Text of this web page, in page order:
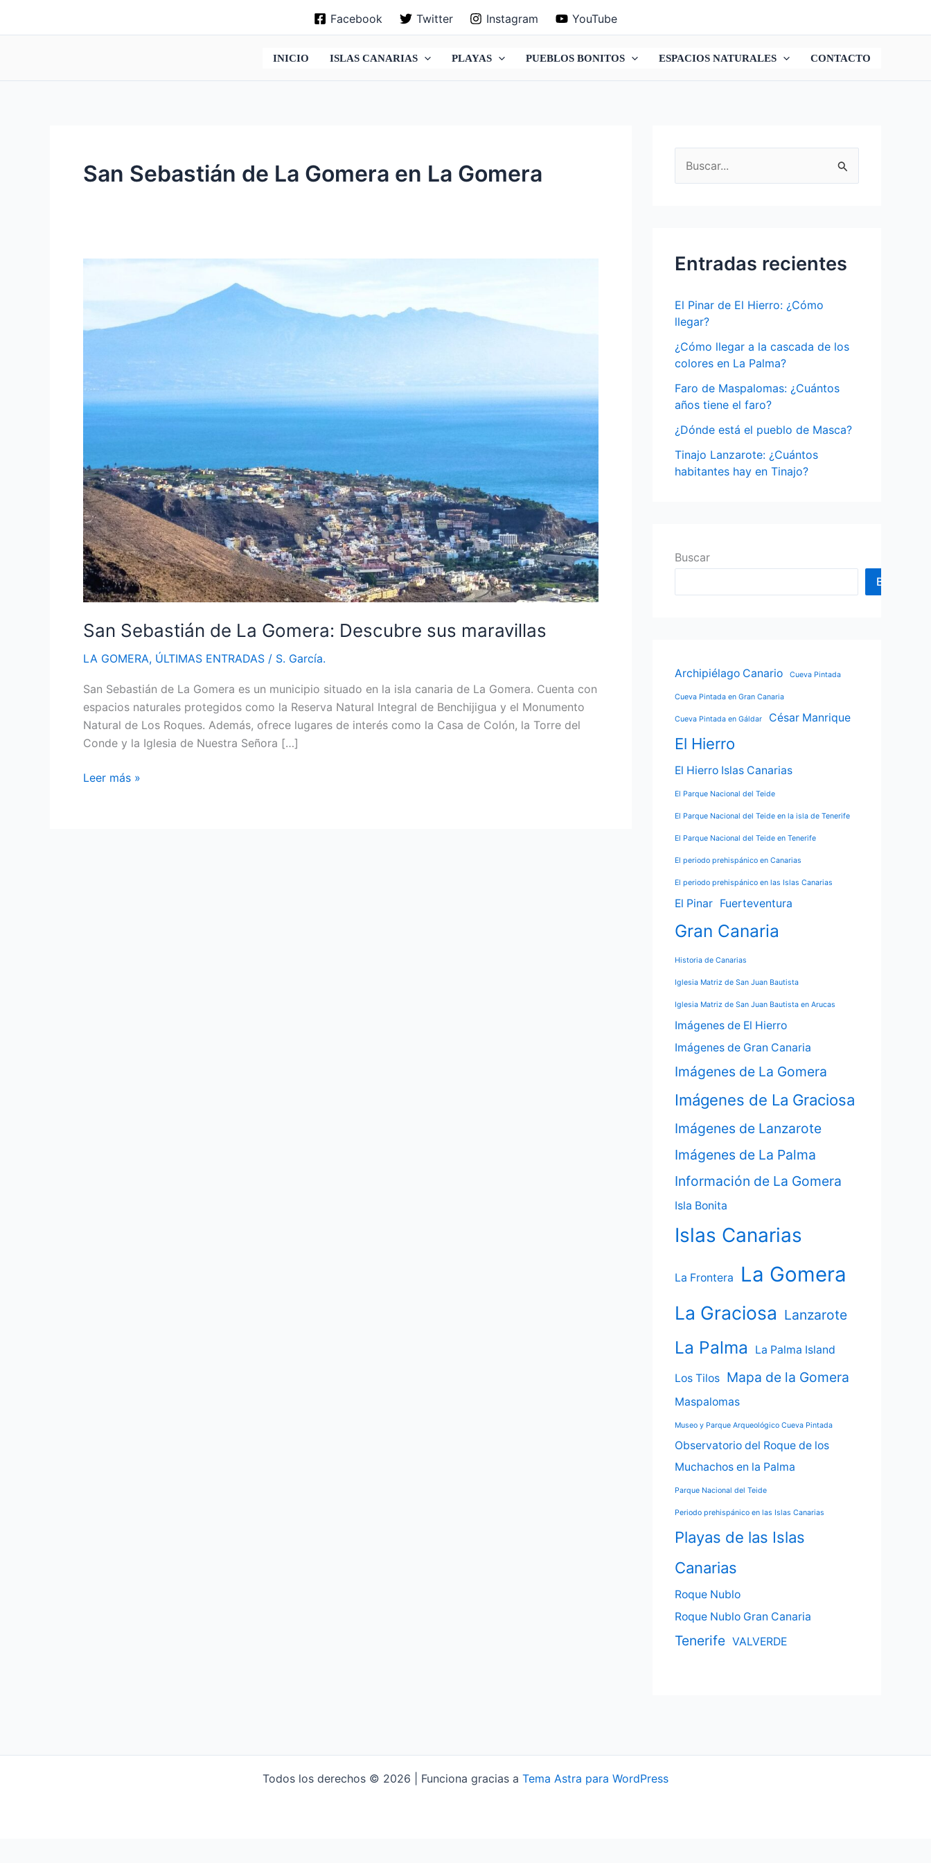
Facebook Twitter Instagram YouTube
INICIO ISLAS CANARIAS PLAYAS PUEBLOS BONITOS ESPACIOS NATURALES CONTACTO
San Sebastián de La Gomera en La Gomera
San Sebastián de La Gomera: Descubre sus maravillas
LA GOMERA, ÚLTIMAS ENTRADAS / S. García.
San Sebastián de La Gomera es un municipio situado en la isla canaria de La Gomera. Cuenta con
espacios naturales protegidos como la Reserva Natural Integral de Benchijigua y el Monumento
Natural de Los Roques. Además, ofrece lugares de interés como la Casa de Colón, la Torre del
Conde y la Iglesia de Nuestra Señora […]
San
Leer más »
u
r
o
:
Entradas recientes
El Pinar de El Hierro: ¿Cómo
llegar?
¿Cómo llegar a la cascada de los
colores en La Palma?
Faro de Maspalomas: ¿Cuántos
años tiene el faro?
¿Dónde está el pueblo de Masca?
Tinajo Lanzarote: ¿Cuántos
habitantes hay en Tinajo?
Buscar
Buscar
Archipiélago Canario Cueva Pintada
Cueva Pintada en Gran Canaria
Cueva Pintada en Gáldar César Manrique
El Hierro
El Hierro Islas Canarias
El Parque Nacional del Teide
El Parque Nacional del Teide en la isla de Tenerife
El Parque Nacional del Teide en Tenerife
El periodo prehispánico en Canarias
El periodo prehispánico en las Islas Canarias
El Pinar Fuerteventura
Gran Canaria
Historia de Canarias
Iglesia Matriz de San Juan Bautista
Iglesia Matriz de San Juan Bautista en Arucas
Imágenes de El Hierro
Imágenes de Gran Canaria
Imágenes de La Gomera
Imágenes de La Graciosa
Imágenes de Lanzarote
Imágenes de La Palma
Información de La Gomera
Isla Bonita
Islas Canarias
La Frontera La Gomera
La Graciosa Lanzarote
La Palma La Palma Island
Los Tilos Mapa de la Gomera
Maspalomas
Museo y Parque Arqueológico Cueva Pintada
Observatorio del Roque de los
Muchachos en la Palma
Parque Nacional del Teide
Periodo prehispánico en las Islas Canarias
Playas de las Islas
Canarias
Roque Nublo
Roque Nublo Gran Canaria
Tenerife VALVERDE
Todos los derechos © 2026 | Funciona gracias a Tema Astra para WordPress